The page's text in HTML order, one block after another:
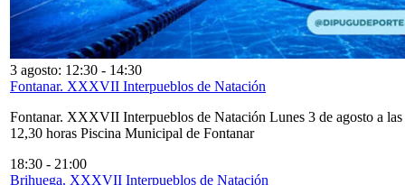
3 agosto: 12:30 - 14:30
Fontanar. XXXVII Interpueblos de Natación
Fontanar. XXXVII Interpueblos de Natación Lunes 3 de agosto a las
12,30 horas Piscina Municipal de Fontanar
18:30 - 21:00
Brihuega. XXXVII Interpueblos de Natación